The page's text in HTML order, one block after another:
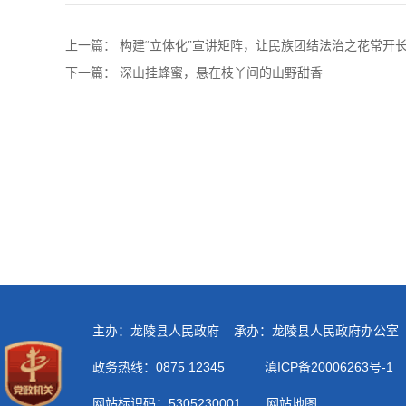
上一篇： 构建“立体化”宣讲矩阵，让民族团结法治之花常开
下一篇： 深山挂蜂蜜，悬在枝丫间的山野甜香